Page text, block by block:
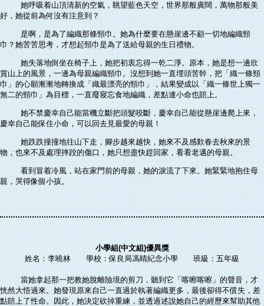
她呼吸着山頂清新的空氣，眺望藍色天空，世界那般廣闊，萬物那般美
好，她從前為何沒有注意到？
是啊，是為了編織那條頸巾。她為什麼要在懸崖邊不顧一切地編織頸
巾？她苦苦思考，才想起頸巾是為了送給母親的生日禮物。
她失落地倒坐在椅子上，她把初衷忘得一乾二淨。原本，她是想一邊欣
賞山上的風景，一邊為母親編織頸巾。沒想到她一直埋頭苦幹，把「織一條頸
巾」的心願漸漸地轉換成「織最漂亮的頸巾」，結果變成以「織一條世上獨一
無二的頸巾」為目標，一直廢寢忘食地編織，差點連小命也賠上。
她不禁慶幸自己能當機立斷把頭髮咬斷，慶幸自己能從懸崖邊爬上來，
慶幸自己能保住小命，可以回去見最愛的母親！
她跌跌撞撞地往山下走，腳步越來越快，她來不及感歎春去秋來的景
物，也來不及處理摔跤的傷口，她只想盡快趕回家，看看老邁的母親。
看到冒着冷風，站在家門前的母親，她的淚流了下來。她緊緊地抱住母
親，哭得像個小孩。
小學組(中文組)優異獎
姓名：李曉林 學校：保良局馮晴紀念小學 班級：五年級
當她拿起那一把教她脫離險境的剪刀，聽到它「喀嚓喀嚓」的聲音，才
恍然大悟過來。她發現原來自己一直過於執著編織更多，最後卻得不償失，差
點賠上了性命。因此，她決定砍掉重練，並透過述說她自己的經歷來幫助其他